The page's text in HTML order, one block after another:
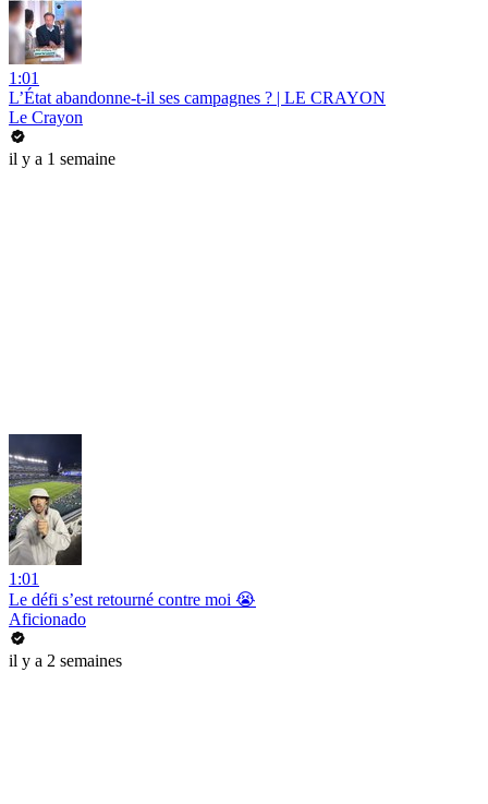
1:01
L’État abandonne-t-il ses campagnes ? | LE CRAYON
Le Crayon
il y a 1 semaine
1:01
Le défi s’est retourné contre moi 😭
Aficionado
il y a 2 semaines